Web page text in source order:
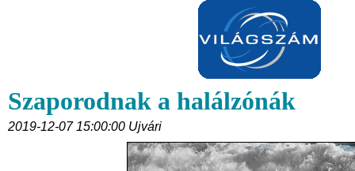
Szaporodnak a halálzónák
2019-12-07 15:00:00 Ujvári